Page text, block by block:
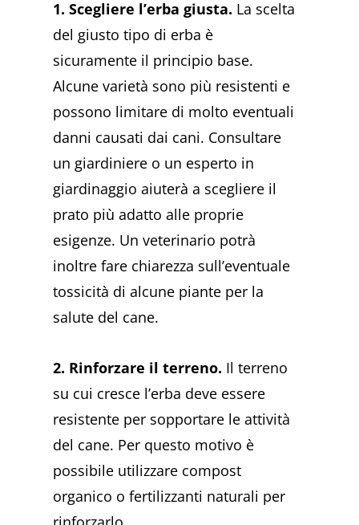
1. Scegliere l’erba giusta. La scelta
del giusto tipo di erba è
sicuramente il principio base.
Alcune varietà sono più resistenti e
possono limitare di molto eventuali
danni causati dai cani. Consultare
un giardiniere o un esperto in
giardinaggio aiuterà a scegliere il
prato più adatto alle proprie
esigenze. Un veterinario potrà
inoltre fare chiarezza sull’eventuale
tossicità di alcune piante per la
salute del cane.
2. Rinforzare il terreno. Il terreno
su cui cresce l’erba deve essere
resistente per sopportare le attività
del cane. Per questo motivo è
possibile utilizzare compost
organico o fertilizzanti naturali per